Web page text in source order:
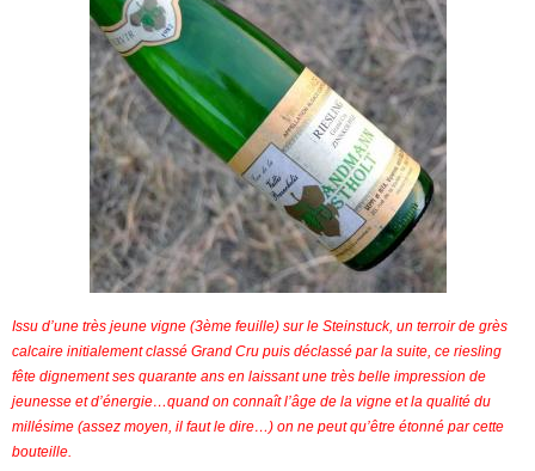
Issu d’une très jeune vigne (3ème feuille) sur le Steinstuck, un terroir de grès
calcaire initialement classé Grand Cru puis déclassé par la suite, ce riesling
fête dignement ses quarante ans en laissant une très belle impression de
jeunesse et d’énergie…quand on connaît l’âge de la vigne et la qualité du
millésime (assez moyen, il faut le dire…) on ne peut qu’être étonné par cette
bouteille.